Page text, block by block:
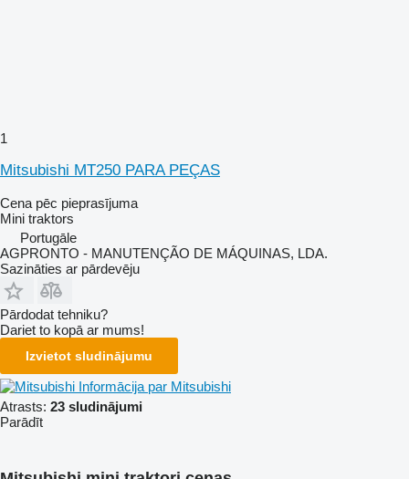
1
Mitsubishi MT250 PARA PEÇAS
Cena pēc pieprasījuma
Mini traktors
Portugāle
AGPRONTO - MANUTENÇÃO DE MÁQUINAS, LDA.
Sazināties ar pārdevēju
Pārdodat tehniku?
Dariet to kopā ar mums!
Izvietot sludinājumu
Informācija par Mitsubishi
Atrasts: 23 sludinājumi
Parādīt